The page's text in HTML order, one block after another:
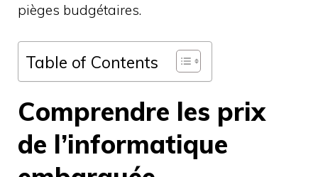
pièges budgétaires.
Table of Contents
Comprendre les prix
de l’informatique